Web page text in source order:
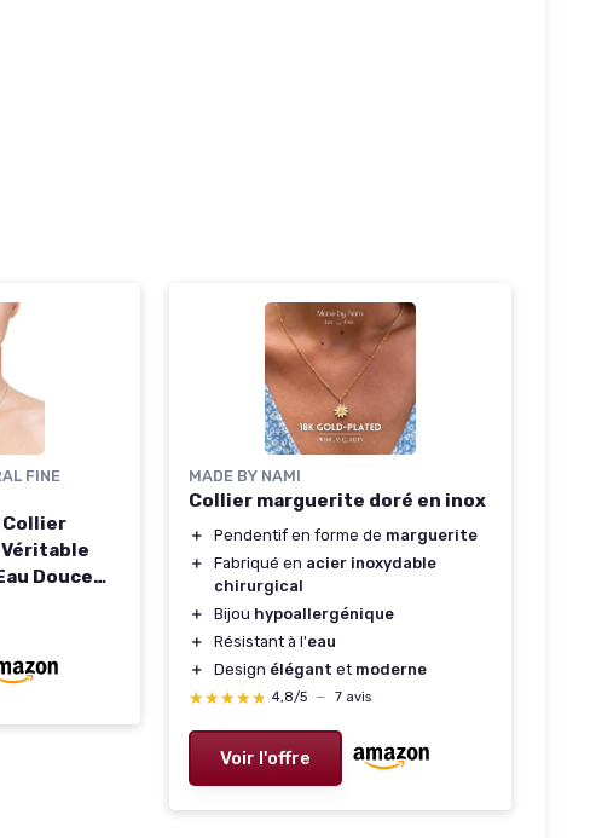
FINE
Collier
Douce
Naturel -
MADE BY NAMI
Collier marguerite doré en inox
＋ Pendentif en forme de marguerite
＋
Fabriqué en acier inoxydable
chirurgical
＋
Bijou hypoallergénique
＋
Résistant à l'eau
＋
Design élégant et moderne
★★★★★
★★★★★ 4,8/5 — 7 avis
Voir l'offre